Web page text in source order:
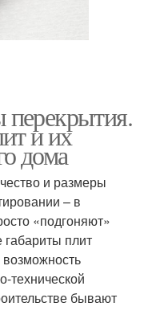
и их
дома
и размеры
– в
«подгоняют»
габариты плит
технической
бывают